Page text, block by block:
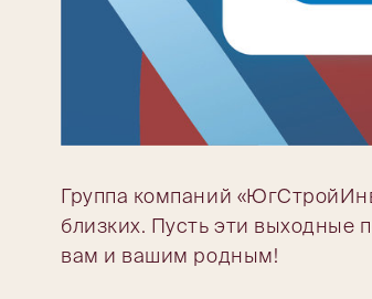
Группа компаний
близких. Пусть эти выходные
вам и вашим родным!